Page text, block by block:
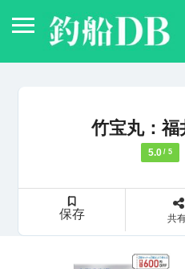
竹宝丸：福
5.0 / 5
保存 共